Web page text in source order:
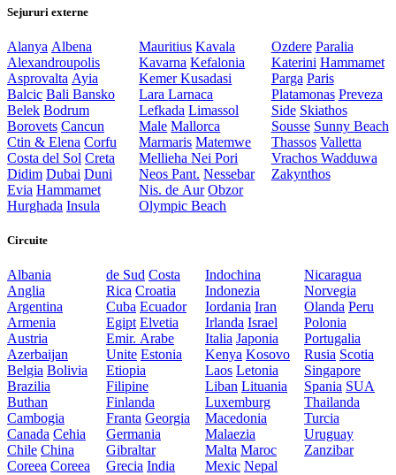
Sejururi externe
Alanya Albena
Alexandroupolis
Asprovalta Ayia
Balcic Bali Bansko
Belek Bodrum
Borovets Cancun
Ctin & Elena Corfu
Costa del Sol Creta
Didim Dubai Duni
Evia Hammamet
Hurghada Insula
Mauritius Kavala
Kavarna Kefalonia
KemerKusadasi
LaraLarnaca
Lefkada Limassol
Male Mallorca
Marmaris Matemwe
MelliehaNei Pori
Neos Pant. Nessebar
Nis. de Aur Obzor
Olympic Beach
Ozdere Paralia
Katerini Hammamet
Parga Paris
Platamonas Preveza
Side Skiathos
Sousse Sunny Beach
Thassos Valletta
Vrachos Wadduwa
Zakynthos
Circuite
Albania
Anglia
Argentina
Armenia
Austria
Azerbaijan
Belgia Bolivia
Brazilia
Buthan
Cambogia
Canada Cehia
Chile China
Coreea Coreea
de Sud Costa
Rica Croatia
Cuba Ecuador
Egipt Elvetia
Emir. Arabe
Unite Estonia
Etiopia
Filipine
Finlanda
Franta Georgia
Germania
Gibraltar
Grecia India
Indochina
Indonezia
Iordania Iran
Irlanda Israel
Italia Japonia
Kenya Kosovo
Laos Letonia
Liban Lituania
Luxemburg
Macedonia
Malaezia
Malta Maroc
Mexic Nepal
Nicaragua
Norvegia
Olanda Peru
Polonia
Portugalia
Rusia Scotia
Singapore
Spania SUA
Thailanda
Turcia
Uruguay
Zanzibar